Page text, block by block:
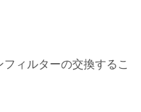
ィルターの交換するこ